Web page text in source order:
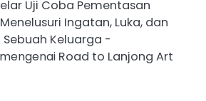
Uji Coba Pementasan
Ingatan, Luka, dan
Keluarga -
mengenai Road to Lanjong Art